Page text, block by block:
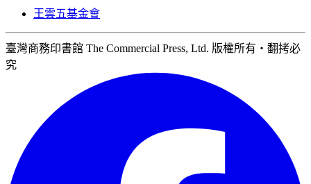
王雲五基金會
臺灣商務印書館 The Commercial Press, Ltd. 版權所有‧翻拷必
究